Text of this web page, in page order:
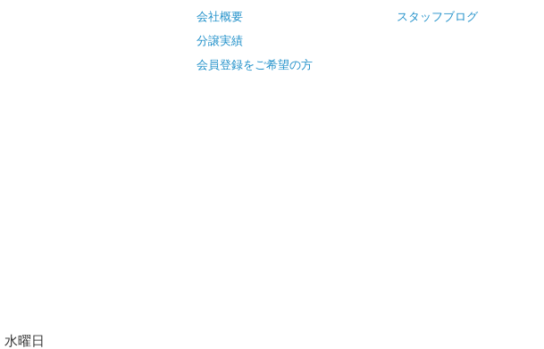
会社概要
分譲実績
会員登録をご希望の方
スタッフブログ
曜日